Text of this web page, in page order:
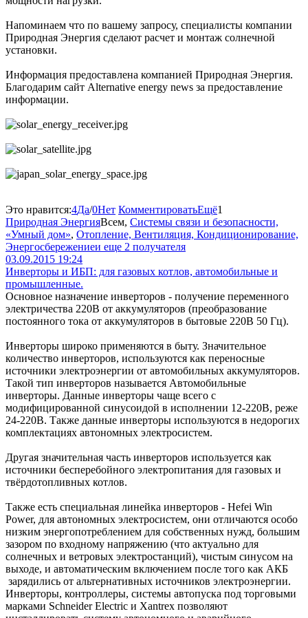
Напоминаем что по вашему запросу, специалисты компании
Природная Энергия сделают расчет и монтаж солнечной
установки.
Информация предоставлена компанией Природная Энергия.
Благодарим сайт Alternative energy news за предоставление
информации.
Это нравится:4Да/0Нет КомментироватьЕщё1
Природная ЭнергияВсем, Системы связи и безопасности,
«Умный дом», Отопление, Вентиляция, Кондиционирование,
Энергосбережениеи еще 2 получателя
03.09.2015 19:24
Инверторы и ИБП: для газовых котлов, автомобильные и
промышленные.
Основное назначение инверторов - получение переменного
электричества 220В от аккумуляторов (преобразование
постоянного тока от аккумуляторов в бытовые 220В 50 Гц).
Инверторы широко применяются в быту. Значительное
количество инверторов, используются как переносные
источники электроэнергии от автомобильных аккумуляторов.
Такой тип инверторов называется Автомобильные
инверторы. Данные инверторы чаще всего с
модифицированной синусоидой в исполнении 12-220В, реже
24-220В. Также данные инверторы используются в недорогих
комплектациях автономных электросистем.
Другая значительная часть инверторов используется как
источники бесперебойного электропитания для газовых и
твёрдотопливных котлов.
Также есть специальная линейка инверторов - Hefei Win
Power, для автономных электросистем, они отличаются особо
низким энергопотреблением для собственных нужд, большим
зазором по входному напряжению (что актуально для
солнечных и ветровых электростанций), чистым синусом на
выходе, и автоматическим включением после того как АКБ
зарядились от альтернативных источников электроэнергии.
Инверторы, контроллеры, системы автопуска под торговыми
марками Schneider Electric и Xantrex позволяют